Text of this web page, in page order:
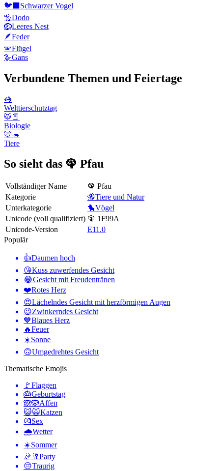
🐦‍⬛ Schwarzer Vogel
🦤Dodo
🪹Leeres Nest
🪶Feder
🪽Flügel
🪿Gans
Verbundene Themen und Feiertage
🦓
Welttierschutztag
🐯📕
Biologie
🦌🦔
Tiere
So sieht das 🦚 Pfau
Vollständiger Name
🦚 Pfau
Kategorie
🐝Tiere und Natur
Unterkategorie
🐤Vögel
Unicode (voll qualifiziert) 🦚 1F99A
Unicode-Version
E11.0
Populär
👍Daumen hoch
😘Kuss zuwerfendes Gesicht
😂Gesicht mit Freudentränen
❤️Rotes Herz
😍Lächelndes Gesicht mit herzförmigen Augen
😉Zwinkerndes Gesicht
💙Blaues Herz
🔥Feuer
☀️Sonne
🙃Umgedrehtes Gesicht
Thematische Emojis
🚩Flaggen
🎂Geburtstag
🙈🙉Affen
😺🙀Katzen
💏Sex
🌧Wetter
☀️Sommer
🎉🥂Party
😔Traurig